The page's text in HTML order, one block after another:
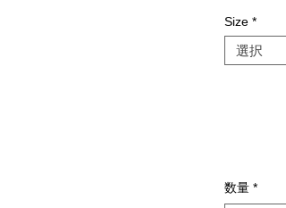
価
Size *
数量 *